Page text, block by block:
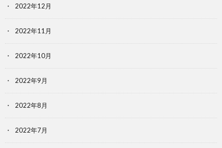
2022年12月
2022年11月
2022年10月
2022年9月
2022年8月
2022年7月